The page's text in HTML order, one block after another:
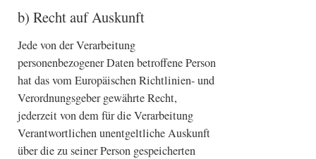
b) Recht auf Auskunft
Jede von der Verarbeitung
personenbezogener Daten betroffene Person
hat das vom Europäischen Richtlinien- und
Verordnungsgeber gewährte Recht,
jederzeit von dem für die Verarbeitung
Verantwortlichen unentgeltliche Auskunft
über die zu seiner Person gespeicherten